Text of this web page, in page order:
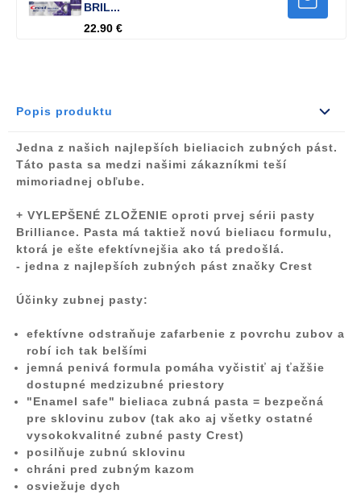
BRIL...
22.90 €
Popis produktu
Jedna z našich najlepších bieliacich zubných pást.
Táto pasta sa medzi našimi zákazníkmi teší
mimoriadnej obľube.
+ VYLEPŠENÉ ZLOŽENIE oproti prvej sérii pasty
Brilliance. Pasta má taktiež novú bieliacu formulu,
ktorá je ešte efektívnejšia ako tá predošlá.
- jedna z najlepších zubných pást značky Crest
Účinky zubnej pasty:
efektívne odstraňuje zafarbenie z povrchu zubov a
robí ich tak belšími
jemná penivá formula pomáha vyčistiť aj ťažšie
dostupné medzizubné priestory
"Enamel safe" bieliaca zubná pasta = bezpečná
pre sklovinu zubov (tak ako aj všetky ostatné
vysokokvalitné zubné pasty Crest)
posilňuje zubnú sklovinu
chráni pred zubným kazom
osviežuje dych